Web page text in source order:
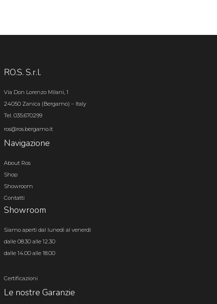
RO.S. S.r.l.
Via Don Lorenzo Milani, 1
24050 Zanica (Bergamo) – Italy
Tel. 035.670299
ros@ros.bergamo.it
Navigazione
About Ros
Shop
Showroom
Contatti
Showroom
Siamo aperti dal lunedì al venerdì
dalle 08.30 alle 12.30
dalle 14.00 alle 18.00
Certificazioni
Le nostre Garanzie